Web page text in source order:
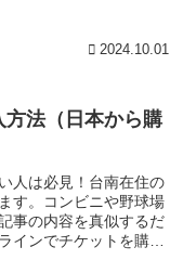
2024.10.01
法（日本から購
人は必見！台南在住の
す。コンビニや野球場
事の内容を真似するだ
インでチケットを購入